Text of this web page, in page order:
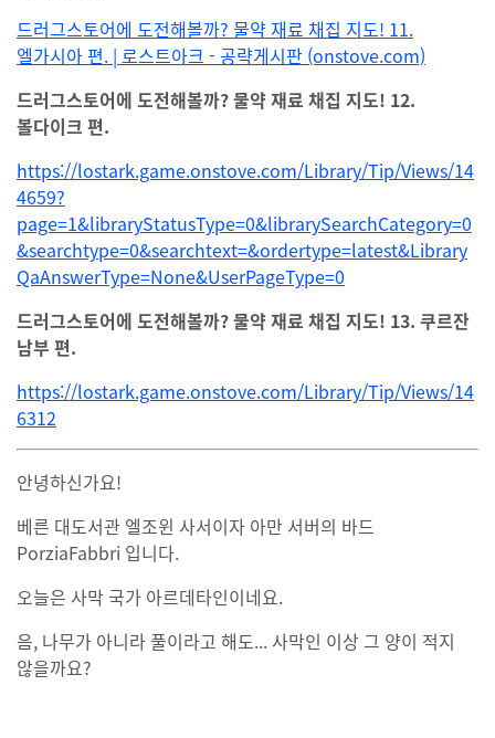
드러그스토어에 도전해볼까? 물약 재료 채집 지도! 11.
엘가시아 편. | 로스트아크 - 공략게시판 (onstove.com)
드러그스토어에 도전해볼까? 물약 재료 채집 지도! 12.
볼다이크 편.
https://lostark.game.onstove.com/Library/Tip/Views/14
4659?
page=1&libraryStatusType=0&librarySearchCategory=0
&searchtype=0&searchtext=&ordertype=latest&Library
QaAnswerType=None&UserPageType=0
드러그스토어에 도전해볼까? 물약 재료 채집 지도! 13. 쿠르잔
남부 편.
https://lostark.game.onstove.com/Library/Tip/Views/14
6312
안녕하신가요!
베른 대도서관 엘조윈 사서이자 아만 서버의 바드
PorziaFabbri 입니다.
오늘은 사막 국가 아르데타인이네요.
음, 나무가 아니라 풀이라고 해도... 사막인 이상 그 양이 적지
않을까요?